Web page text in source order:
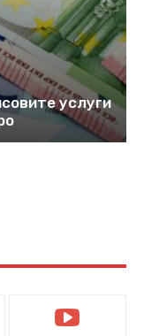
услуги